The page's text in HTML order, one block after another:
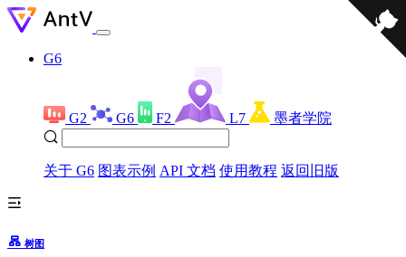
G6
G2 G6 F2 L7 墨者学院
关于 G6 图表示例 API 文档 使用教程 返回旧版
树图